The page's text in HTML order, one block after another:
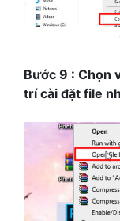
Bước 9 : Chọn
trí cài đặt file